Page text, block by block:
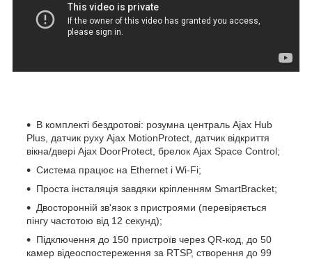
В комплекті бездротові: розумна централь Ajax Hub
Plus, датчик руху Ajax MotionProtect, датчик відкриття
вікна/двері Ajax DoorProtect, брелок Ajax Space Control;
Система працює на Ethernet і Wi-Fi;
Проста інсталяція завдяки кріпленням SmartBracket;
Двосторонній зв'язок з пристроями (перевіряється
пінгу частотою від 12 секунд);
Підключення до 150 пристроїв через QR-код, до 50
камер відеоспостереження за RTSP, створення до 99